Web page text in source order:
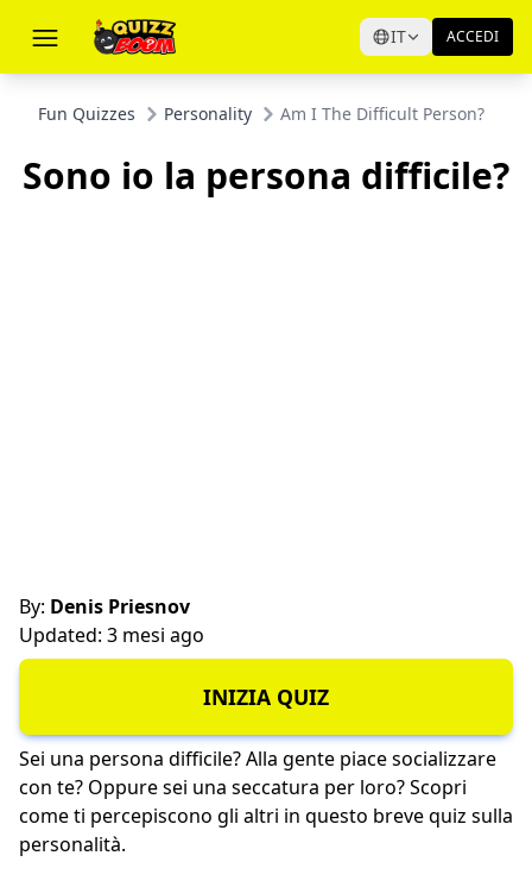
IT ACCEDI
Fun Quizzes Personality Am I The Difficult Person?
Sono io la persona difficile?
By: Denis Priesnov
Updated: 3 mesi ago
INIZIA QUIZ
Sei una persona difficile? Alla gente piace socializzare
con te? Oppure sei una seccatura per loro? Scopri
come ti percepiscono gli altri in questo breve quiz sulla
personalità.